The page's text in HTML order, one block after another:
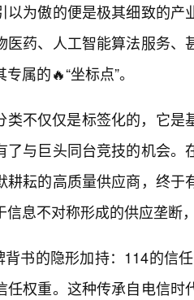
以为傲的便是极其细致的
医药、人工智能算法服务
属的🔥“坐标点”。
类不仅仅是标签化的，它是
了与巨头同台竞技的机会
耕耘的高质量供应商，终
信息不对称形成的供应垄断
背书的隐形加持：114的信
任权重。这种传承自电信